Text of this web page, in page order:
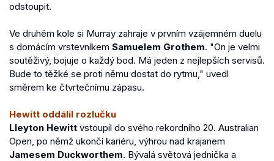
odstoupit.
Ve druhém kole si Murray zahraje v prvním vzájemném duelu
s domácím vrstevníkem Samuelem Grothem. "On je velmi
soutěživý, bojuje o každý bod. Má jeden z nejlepších servisů.
Bude to těžké se proti němu dostat do rytmu," uvedl
směrem ke čtvrtečnímu zápasu.
Hewitt oddálil rozlučku
Lleyton Hewitt vstoupil do svého rekordního 20. Australian
Open, po němž ukončí kariéru, výhrou nad krajanem
Jamesem Duckworthem. Bývalá světová jednička a